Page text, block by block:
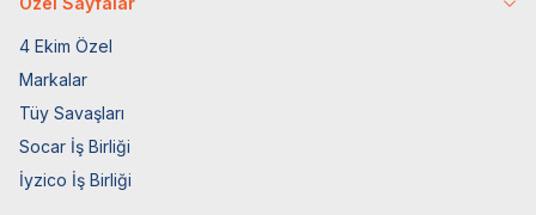
4 Ekim Özel
Markalar
Tüy Savaşları
Socar İş Birliği
İyzico İş Birliği